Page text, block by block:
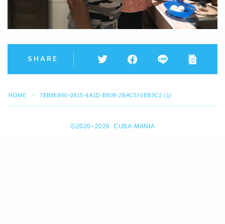
SHARE
HOME ＞ 7EB8E860-0815-4A1D-B809-2B4C570EB3C2 (1)
2020–2026 CUBA-MANIA